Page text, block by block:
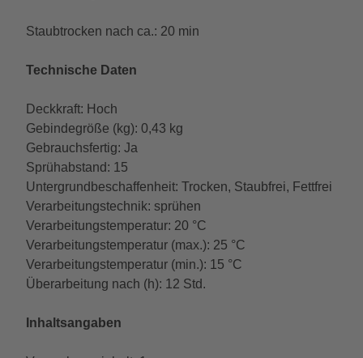
Staubtrocken nach ca.: 20 min
Technische Daten
Deckkraft: Hoch
Gebindegröße (kg): 0,43 kg
Gebrauchsfertig: Ja
Sprühabstand: 15
Untergrundbeschaffenheit: Trocken, Staubfrei, Fettfrei
Verarbeitungstechnik: sprühen
Verarbeitungstemperatur: 20 °C
Verarbeitungstemperatur (max.): 25 °C
Verarbeitungstemperatur (min.): 15 °C
Überarbeitung nach (h): 12 Std.
Inhaltsangaben